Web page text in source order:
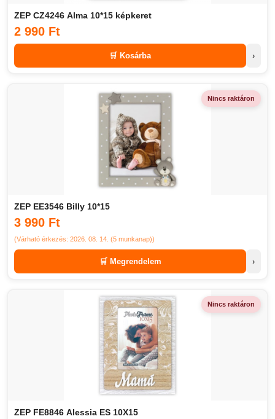
ZEP CZ4246 Alma 10*15 képkeret
2 990 Ft
🛒 Kosárba ›
Nincs raktáron
ZEP EE3546 Billy 10*15
3 990 Ft
(Várható érkezés: 2026. 08. 14. (5 munkanap))
🛒 Megrendelem ›
Nincs raktáron
ZEP FE8846 Alessia ES 10X15